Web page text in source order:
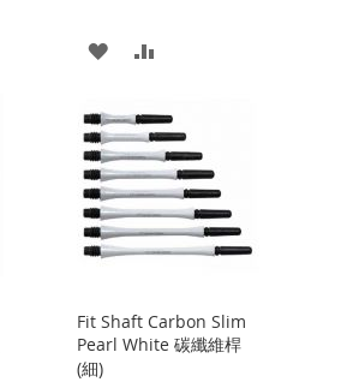
添
到
收
藏
夾
並
比
較
Fit Shaft Carbon Slim
Pearl White 碳纖維桿
(細)